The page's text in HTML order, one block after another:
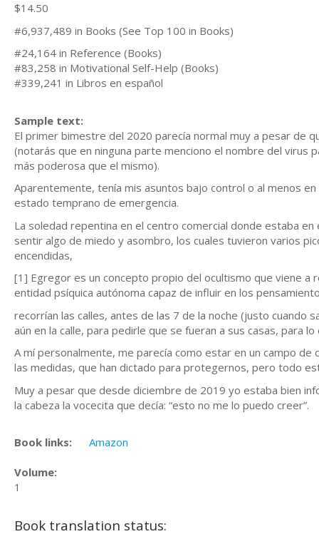
$14.50
#6,937,489 in Books (See Top 100 in Books)
#24,164 in Reference (Books)
#83,258 in Motivational Self-Help (Books)
#339,241 in Libros en español
Sample text:
El primer bimestre del 2020 parecía normal muy a pesar de
(notarás que en ninguna parte menciono el nombre del
más poderosa que el mismo).
Aparentemente, tenía mis asuntos bajo control o al menos
estado temprano de emergencia.
La soledad repentina en el centro comercial donde estaba
sentir algo de miedo y asombro, los cuales tuvieron varios
encendidas,
[1] Egregor es un concepto propio del ocultismo que viene a
entidad psíquica autónoma capaz de influir en los
recorrían las calles, antes de las 7 de la noche (justo cuando
aún en la calle, para pedirle que se fueran a sus casas, para
A mí personalmente, me parecía como estar en un campo de
las medidas, que han dictado para protegernos, pero todo
Muy a pesar que desde diciembre de 2019 yo estaba bien
la cabeza la vocecita que decía: “esto no me lo puedo creer”.
Book links: Amazon
Volume:
1
Book translation status: